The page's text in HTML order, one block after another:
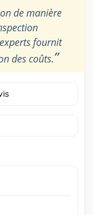
de manière
fournit
des coûts.”